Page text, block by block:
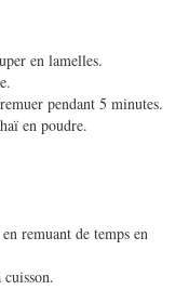
en lamelles.
pendant 5 minutes.
en poudre.
remuant de temps en